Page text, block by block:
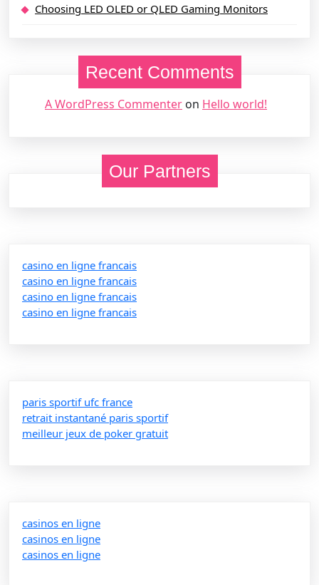
Choosing LED OLED or QLED Gaming Monitors
Recent Comments
A WordPress Commenter on Hello world!
Our Partners
casino en ligne francais
casino en ligne francais
casino en ligne francais
casino en ligne francais
paris sportif ufc france
retrait instantané paris sportif
meilleur jeux de poker gratuit
casinos en ligne
casinos en ligne
casinos en ligne